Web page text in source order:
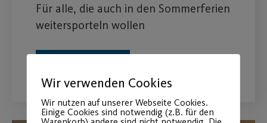
Für alle, die auch in den Sommerferien
weitersporteln wollen
Wir verwenden Cookies
Wir nutzen auf unserer Webseite Cookies.
Einige Cookies sind notwendig (z.B. für den